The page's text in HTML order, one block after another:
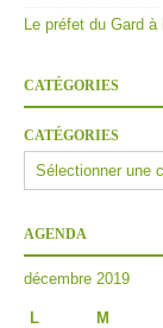
Le préfet du Gard
CATÉGORIES
CATÉGORIES
AGENDA
décembre 2019
L M